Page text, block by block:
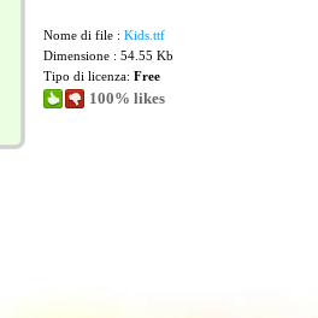
Nome di file : Kids.ttf
Dimensione : 54.55 Kb
Tipo di licenza: Free
100% likes